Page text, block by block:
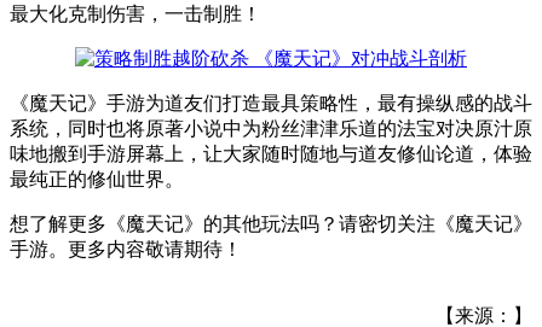
最大化克制伤害，一击制胜！
《魔天记》手游为道友们打造最具策略性，最有操纵感的战斗
系统，同时也将原著小说中为粉丝津津乐道的法宝对决原汁原
味地搬到手游屏幕上，让大家随时随地与道友修仙论道，体验
最纯正的修仙世界。
想了解更多《魔天记》的其他玩法吗？请密切关注《魔天记》
手游。更多内容敬请期待！
【来源：】